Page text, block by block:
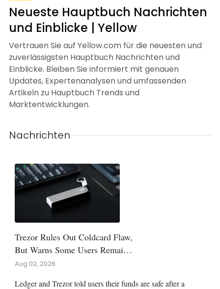
Neueste Hauptbuch Nachrichten
und Einblicke | Yellow
Vertrauen Sie auf Yellow.com für die neuesten und
zuverlässigsten Hauptbuch Nachrichten und
Einblicke. Bleiben Sie informiert mit genauen
Updates, Expertenanalysen und umfassenden
Artikeln zu Hauptbuch Trends und
Marktentwicklungen.
Nachrichten
Trezor Rules Out Coldcard Flaw,
But Warns Some Users Remain
Exposed
Aug 02, 2026
Ledger and Trezor told users their funds are safe after a